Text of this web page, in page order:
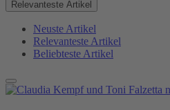
Relevanteste Artikel
Neuste Artikel
Relevanteste Artikel
Beliebteste Artikel